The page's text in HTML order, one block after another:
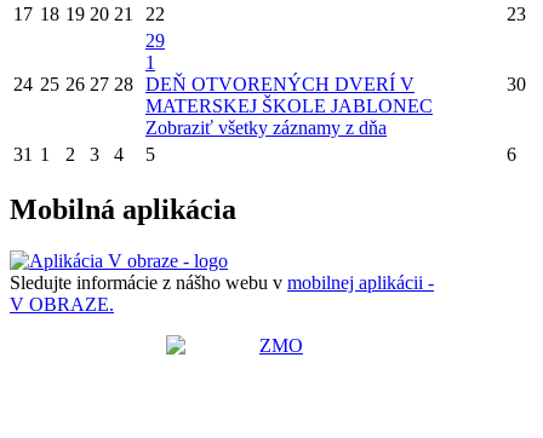
17 18 19 20 21 22 23
24 25 26 27 28
29
1
DEŇ OTVORENÝCH DVERÍ V
MATERSKEJ ŠKOLE JABLONEC
Zobraziť všetky záznamy z dňa
30
31 1 2 3 4 5 6
Mobilná aplikácia
Sledujte informácie z nášho webu v mobilnej aplikácii -
V OBRAZE.